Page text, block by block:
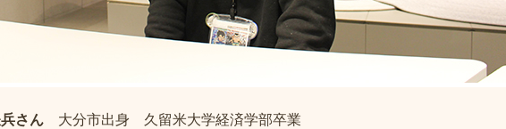
さん 大分市出身 久留米大学経済学部卒業